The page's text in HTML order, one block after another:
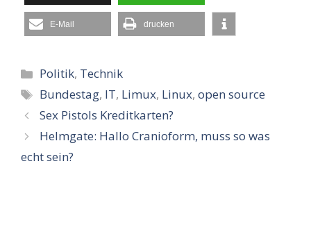
E-Mail drucken
Kategorien
Politik, Technik
Schlagwörter
Bundestag, IT, Limux, Linux,open source
Sex Pistols Kreditkarten?
Helmgate: Hallo Cranioform, muss so was
echt sein?